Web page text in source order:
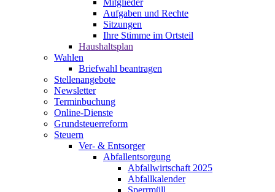
Mitglieder
Aufgaben und Rechte
Sitzungen
Ihre Stimme im Ortsteil
Haushaltsplan
Wahlen
Briefwahl beantragen
Stellenangebote
Newsletter
Terminbuchung
Online-Dienste
Grundsteuerreform
Steuern
Ver- & Entsorger
Abfallentsorgung
Abfallwirtschaft 2025
Abfallkalender
Sperrmüll